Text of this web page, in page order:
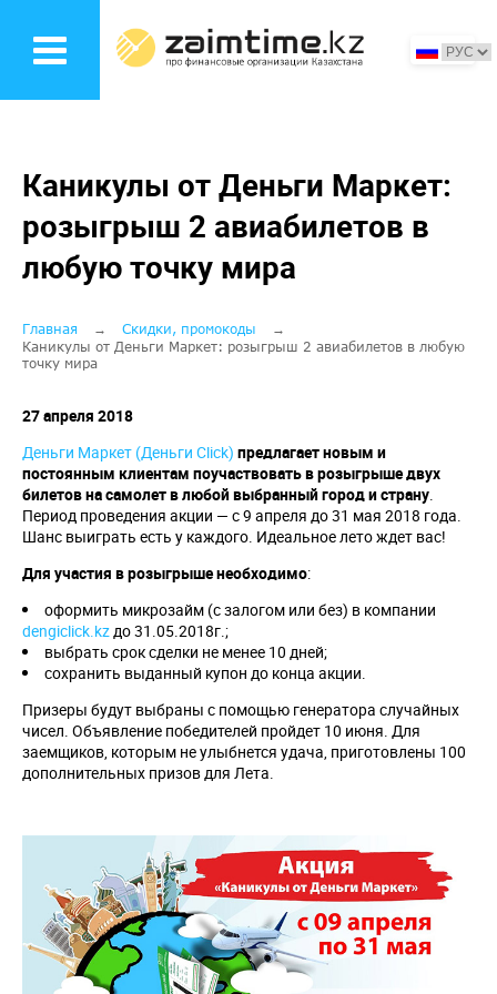
основному
Каникулы от Деньги Маркет:
розыгрыш 2 авиабилетов в
любую точку мира
Строка
навигации
Главная
Скидки, промокоды
Каникулы от Деньги Маркет: розыгрыш 2 авиабилетов в любую
точку мира
27 апреля 2018
Деньги Маркет (Деньги Сlick) предлагает новым и
постоянным клиентам поучаствовать в розыгрыше двух
билетов на самолет в любой выбранный город и страну.
Период проведения акции — с 9 апреля до 31 мая 2018 года.
Шанс выиграть есть у каждого. Идеальное лето ждет вас!
Для участия в розыгрыше необходимо:
оформить микрозайм (с залогом или без) в компании
dengiclick.kzдо 31.05.2018г.;
выбрать срок сделки не менее 10 дней;
сохранить выданный купон до конца акции.
Призеры будут выбраны с помощью генератора случайных
чисел. Объявление победителей пройдет 10 июня. Для
заемщиков, которым не улыбнется удача, приготовлены 100
дополнительных призов для Лета.